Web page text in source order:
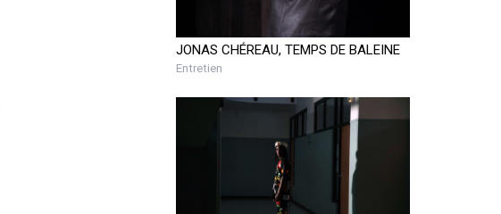
JONAS CHÉREAU, TEMPS DE BALEINE
Entretien